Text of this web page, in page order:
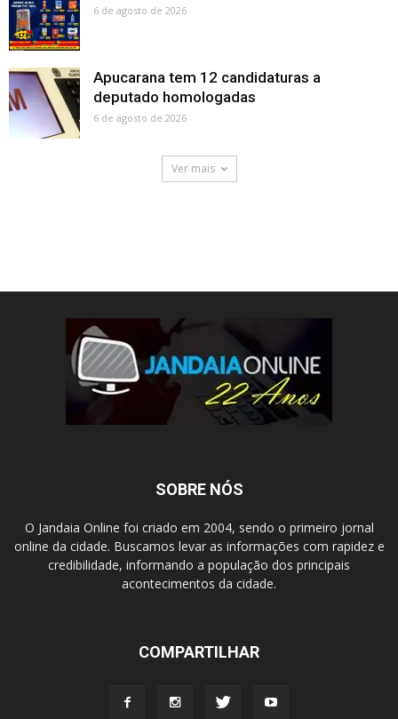
6 de agosto de 2026
Apucarana tem 12 candidaturas a
deputado homologadas
6 de agosto de 2026
Ver mais
SOBRE NÓS
O Jandaia Online foi criado em 2004, sendo o primeiro jornal
online da cidade. Buscamos levar as informações com rapidez e
credibilidade, informando a população dos principais
acontecimentos da cidade.
COMPARTILHAR